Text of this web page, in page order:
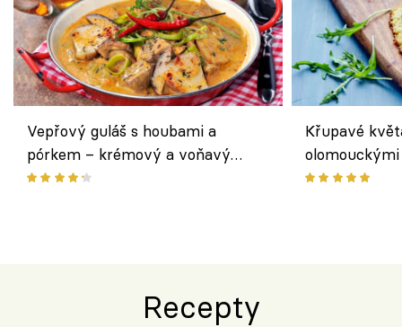
Vepřový guláš s houbami a
pórkem – krémový a voňavý
pokrm z jednoho hrnce
Křupavé
bezlepkový
Recepty